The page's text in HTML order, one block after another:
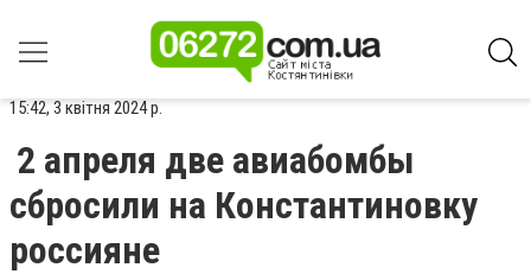
15:42, 3 квітня 2024 р.
2 апреля две авиабомбы
сбросили на Константиновку
россияне